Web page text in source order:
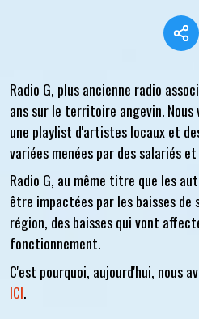
Radio G, plus ancienne radio
ans sur le territoire angevin. Nous
une playlist d'artistes locaux et
variées menées par des salariés
Radio G, au même titre que les
être impactées par les baisses
région, des baisses qui vont
fonctionnement.
C'est pourquoi, aujourd'hui, nous
ICI.